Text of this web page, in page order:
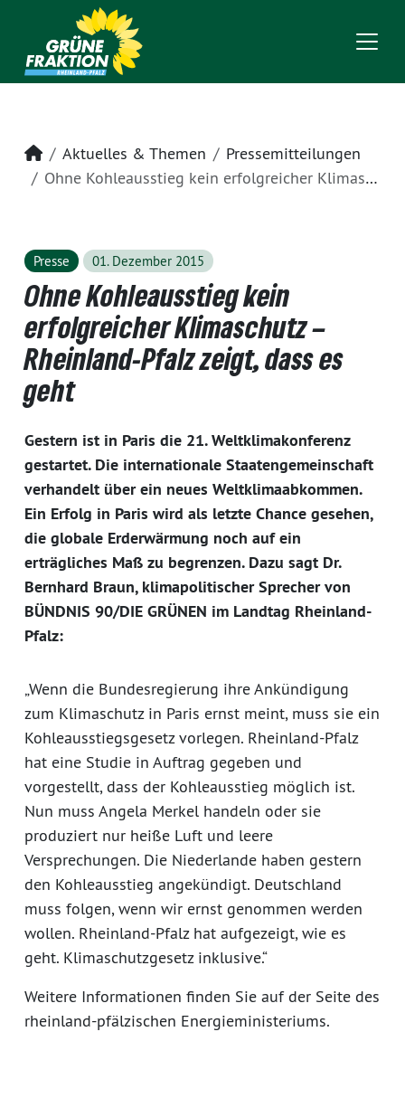
Startseite
Aktuelles & Themen
Pressemitteilungen
Ohne Kohleausstieg kein erfolgreicher Klimaschutz – Rheinland-Pfalz zeigt, dass es geht
Presse 01. Dezember 2015
Ohne Kohleausstieg kein
erfolgreicher Klimaschutz –
Rheinland-Pfalz zeigt, dass es
geht
Gestern ist in Paris die 21. Weltklimakonferenz
gestartet. Die internationale Staatengemeinschaft
verhandelt über ein neues Weltklimaabkommen.
Ein Erfolg in Paris wird als letzte Chance gesehen,
die globale Erderwärmung noch auf ein
erträgliches Maß zu begrenzen. Dazu sagt Dr.
Bernhard Braun, klimapolitischer Sprecher von
BÜNDNIS 90/DIE GRÜNEN im Landtag Rheinland-
Pfalz:
„Wenn die Bundesregierung ihre Ankündigung
zum Klimaschutz in Paris ernst meint, muss sie ein
Kohleausstiegsgesetz vorlegen. Rheinland-Pfalz
hat eine Studie in Auftrag gegeben und
vorgestellt, dass der Kohleausstieg möglich ist.
Nun muss Angela Merkel handeln oder sie
produziert nur heiße Luft und leere
Versprechungen. Die Niederlande haben gestern
den Kohleausstieg angekündigt. Deutschland
muss folgen, wenn wir ernst genommen werden
wollen. Rheinland-Pfalz hat aufgezeigt, wie es
geht. Klimaschutzgesetz inklusive.“
Weitere Informationen finden Sie auf der Seite des
rheinland-pfälzischen Energieministeriums.